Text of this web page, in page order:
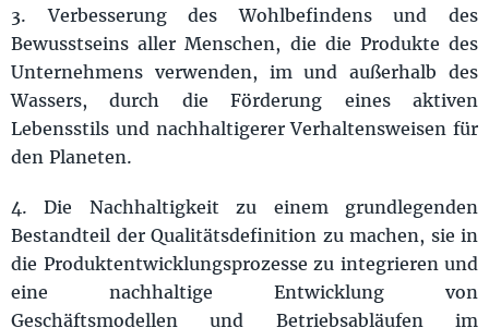
3. Verbesserung des Wohlbefindens und des
Bewusstseins aller Menschen, die die Produkte des
Unternehmens verwenden, im und außerhalb des
Wassers, durch die Förderung eines aktiven
Lebensstils und nachhaltigerer Verhaltensweisen für
den Planeten.
4. Die Nachhaltigkeit zu einem grundlegenden
Bestandteil der Qualitätsdefinition zu machen, sie in
die Produktentwicklungsprozesse zu integrieren und
eine nachhaltige Entwicklung von
Geschäftsmodellen und Betriebsabläufen im